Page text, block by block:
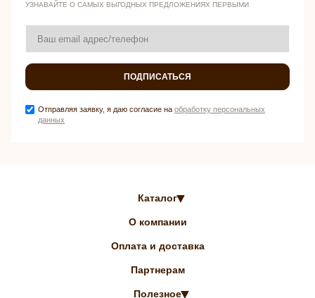
УЗНАВАЙТЕ О САМЫХ ВЫГОДНЫХ ПРЕДЛОЖЕНИЯХ ПЕРВЫМИ
ПОДПИСАТЬСЯ
Отправляя заявку, я даю согласие на обработку персональных
данных
Каталог
О компании
Оплата и доставка
Партнерам
Полезное